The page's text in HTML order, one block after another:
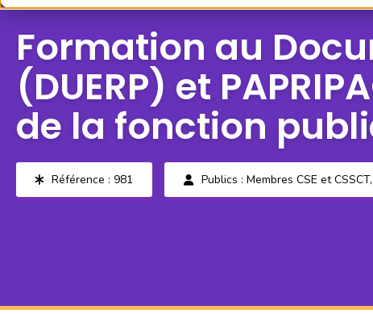
Formation au
(DUERP) et
de la fonction
Référence : 981 Publics : Membres CSE et